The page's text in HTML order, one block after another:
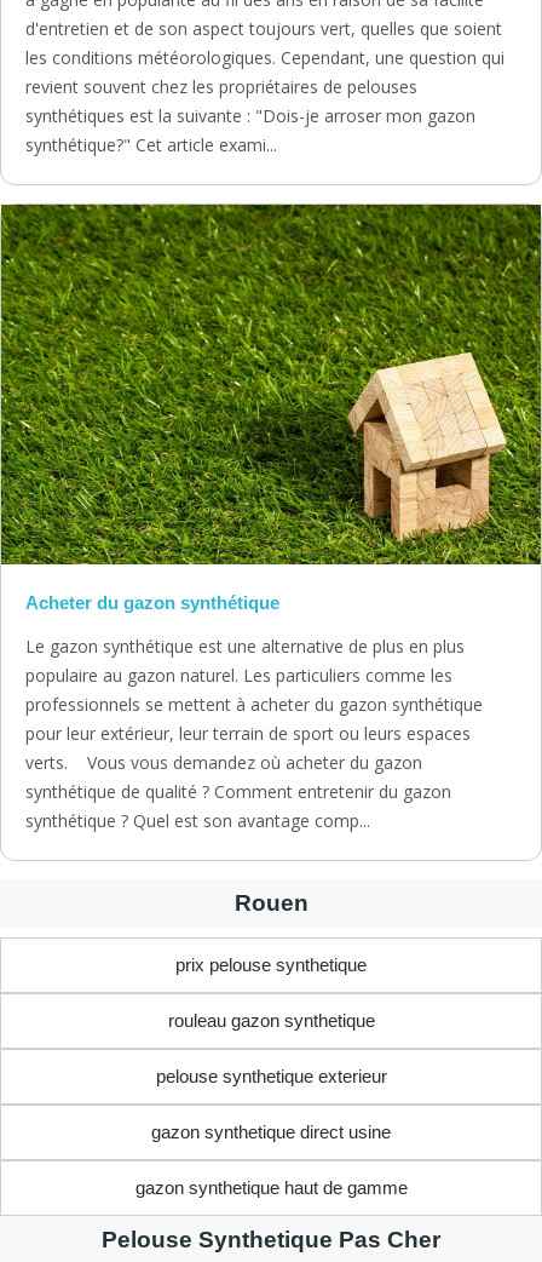
d'entretien et de son aspect toujours vert, quelles que soient
les conditions météorologiques. Cependant, une question qui
revient souvent chez les propriétaires de pelouses
synthétiques est la suivante : "Dois-je arroser mon gazon
synthétique?" Cet article exami...
Acheter du gazon synthétique
Le gazon synthétique est une alternative de plus en plus
populaire au gazon naturel. Les particuliers comme les
professionnels se mettent à acheter du gazon synthétique
pour leur extérieur, leur terrain de sport ou leurs espaces
verts. Vous vous demandez où acheter du gazon
synthétique de qualité ? Comment entretenir du gazon
synthétique ? Quel est son avantage comp...
Rouen
prix pelouse synthetique
rouleau gazon synthetique
pelouse synthetique exterieur
gazon synthetique direct usine
gazon synthetique haut de gamme
Pelouse Synthetique Pas Cher